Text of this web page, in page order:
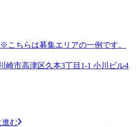
こちらは募集エリアの一例です。
崎市高津区久本3丁目1-1 小川ビル4
進む